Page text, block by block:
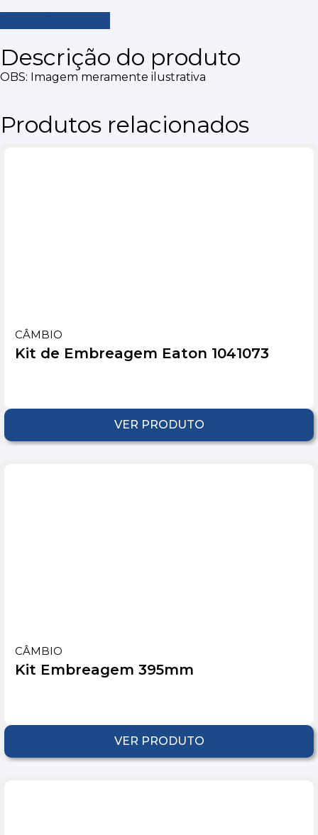
Descrição do produto
OBS: Imagem meramente ilustrativa
Produtos relacionados
CÂMBIO
Kit de Embreagem Eaton 1041073
VER PRODUTO
CÂMBIO
Kit Embreagem 395mm
VER PRODUTO